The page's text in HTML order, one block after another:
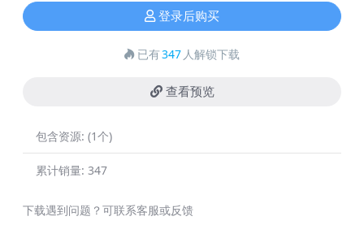
登录后购买
已有347 人解锁下载
查看预览
包含资源: (1个)
累计销量: 347
下载遇到问题？可联系客服或反馈